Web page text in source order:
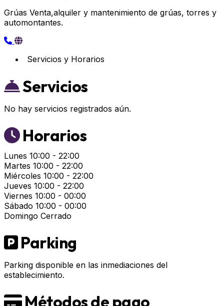
Grúas Venta,alquiler y mantenimiento de grúas, torres y
automontantes.
Servicios y Horarios
Servicios
No hay servicios registrados aún.
Horarios
Lunes 10:00 - 22:00
Martes 10:00 - 22:00
Miércoles 10:00 - 22:00
Jueves 10:00 - 22:00
Viernes 10:00 - 00:00
Sábado 10:00 - 00:00
Domingo Cerrado
Parking
Parking disponible en las inmediaciones del
establecimiento.
Métodos de pago